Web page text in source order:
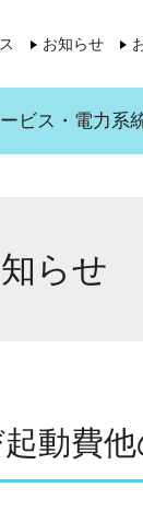
ビス・電力系
お知らせ
らせ
動費